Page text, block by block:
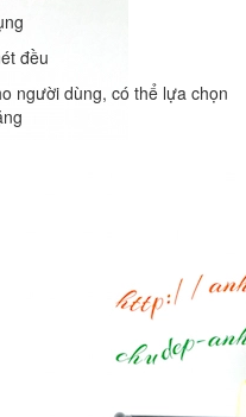
đều
người dùng, có thể lựa chọn